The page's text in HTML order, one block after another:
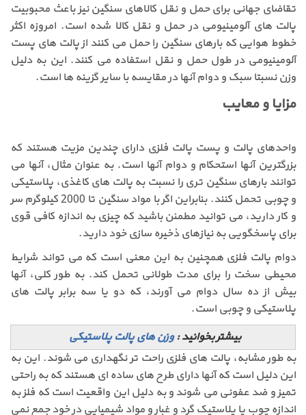
تقاضای جهانی برای حمل و نقل کالاهای سنگین نیز باعث محبوبیت
پالت های آلومینیومی در حمل و نقل کالا شده است. امروزه اکثر
خطوط هوایی که بارهای سنگین را حمل می کنند از پالت های پست
آلومینیومی در طول حمل و نقل استفاده می کنند. این به دلیل
وزن نسبتا سبک و دوام آنها در مقایسه با سایر گزینه ها است.
مزایا و معایب
واحدهای پالت و پست پالت فلزی دارای چندین مزیت هستند که
بزرگترین آنها استحکام و دوام آنها است. به عنوان مثال، آنها می
توانند بارهای سنگین تری را نسبت به پالت های کاغذی، پلاستیکی
و چوبی تحمل کنند. بنابراین اگر با مواد سنگین تا 2000 کیلوگرم سر
و کار دارید، می توانید مطمئن باشید که چیزی به اندازه کافی قوی
برای پاسخگویی به نیازهای ذخیره سازی خود دارید.
دوام پالت فلزی همچنین به این معنی است که می تواند شرایط
محیطی سخت را برای مدت طولانی تحمل کند. به طور کلی، آنها
بیش از ده سال دوام می آورند، که دو یا سه برابر پالت های
پلاستیکی و چوبی است.
بیشتر بخوانید :وزن های پالت پلاستیکی
به طور مشابه، پالت های فلزی راحت تر نگهداری می شوند. این به
این دلیل است که آنها دارای طرح های ساده ای هستند که به راحتی
تمیز و ضد عفونی می شوند و به دلیل این واقعیت است که فلز به
اندازه چوب یا پلاستیک گرد و غبار و مواد شیمیایی در خود جمع نمی